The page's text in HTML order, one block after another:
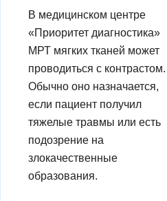
В медицинском центре
«Приоритет диагностика»
МРТ мягких тканей может
проводиться с контрастом.
Обычно оно назначается,
если пациент получил
тяжелые травмы или есть
подозрение на
злокачественные
образования.